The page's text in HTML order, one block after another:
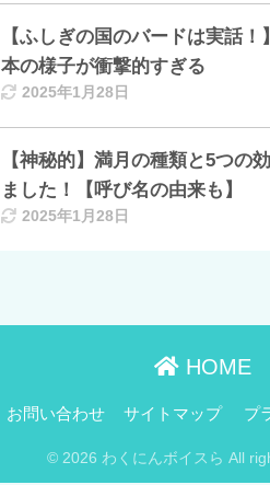
2025年1月28日
【ふしぎの国のバードは実話！
本の様子が衝撃的すぎる
2025年1月28日
【神秘的】満月の種類と5つの
ました！【呼び名の由来も】
HOME
お問い合わせ サイトマップ プ
© 2026 わくにんボイスら All